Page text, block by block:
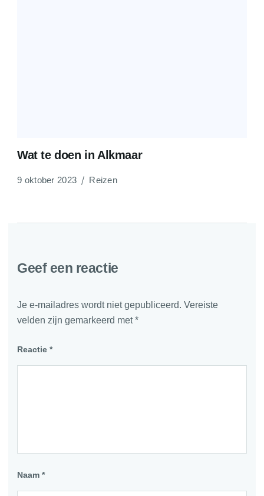
Wat te doen in Alkmaar
9 oktober 2023 Reizen
Geef een reactie
Je e-mailadres wordt niet gepubliceerd. Vereiste
velden zijn gemarkeerd met*
Reactie *
Naam *